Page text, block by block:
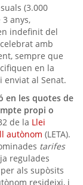
(3.000
anys,
indefinit del
amb
sempre que
en la
al Senat.
en les quotes de
propi o
de la Llei
autònom (LETA).
tarifes
regulades
als supòsits
resideixi, i